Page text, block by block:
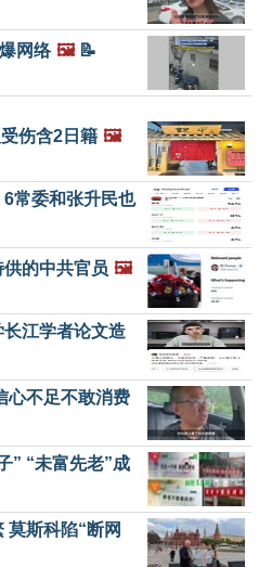
网络 🖼️📝
伤含2日籍 🖼️
常委和张升民也
的中共官员 🖼️
江学者论文造
心不足不敢消费
” “未富先老”成
莫斯科陷“断网